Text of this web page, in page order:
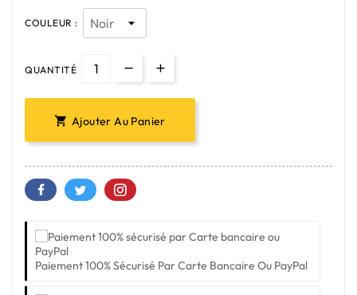
COULEUR :
QUANTITÉ
 Ajouter Au Panier
Paiement 100% Sécurisé Par Carte Bancaire Ou PayPal